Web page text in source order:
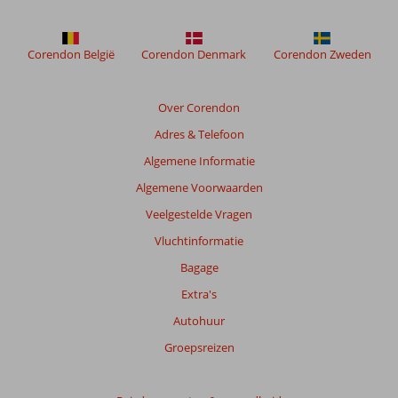
om
de
Over Corendon
Adres & Telefoon
Algemene Informatie
Algemene Voorwaarden
Veelgestelde Vragen
Vluchtinformatie
Bagage
Extra's
Autohuur
Groepsreizen
Corendon België Corendon Denmark Corendon Zweden